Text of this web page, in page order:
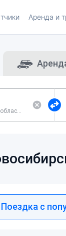
Аренда и
Россия, Новосибирская область, город Новосибирск
Поездка с